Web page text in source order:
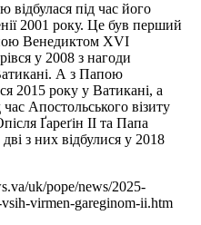
під час його
2001 року. Це був перший
Венедиктом XVI
у 2008 з нагоди
А з Папою
2015 року у Ватикані, а
Апостольського візиту
Ґареґін II та Папа
з них відбулися у 2018
uk/pope/news/2025-
virmen-gareginom-ii.htm